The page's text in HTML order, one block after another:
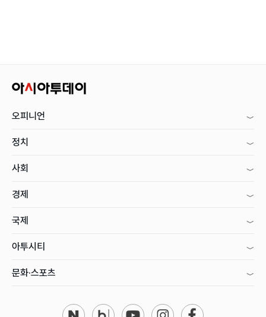
오피니언
정치
사회
경제
국제
아투시티
문화·스포츠